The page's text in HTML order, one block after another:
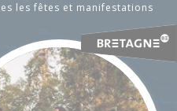
et découvertes
médiathèques
les fêtes et manifestations